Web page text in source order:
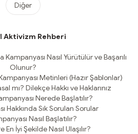
Diğer
Aktivizm Rehberi
Nasıl Yürütülür ve Başarılı
Olunur?
Metinleri (Hazır Şablonlar)
mı? Dilekçe Hakkı ve Haklarınız
Nerede Başlatılır?
Hakkında Sık Sorulan Sorular
Nasıl Başlatılır?
İyi Şekilde Nasıl Ulaşılır?